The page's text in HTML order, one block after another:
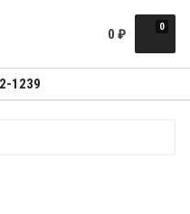
0
0 ₽
1239